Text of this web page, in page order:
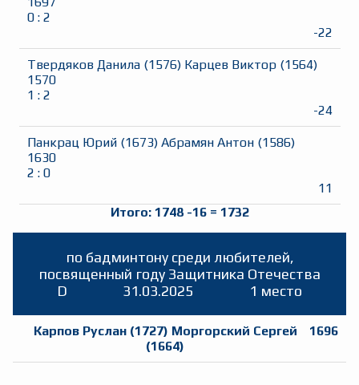
0: 2
-22
Твердяков Данила (1576) Карцев Виктор (1564)
1570
1 : 2
-24
Панкрац Юрий (1673) Абрамян Антон (1586)
1630
2 : 0
11
Итого: 1748 -16= 1732
по бадминтону среди любителей,
посвященный году Защитника Отечества
D
31.03.2025 1 место
Карпов Руслан (1727) Моргорский Сергей
(1664)
1696